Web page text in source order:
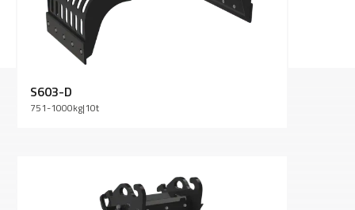
S603-D
751-1000kg|10t